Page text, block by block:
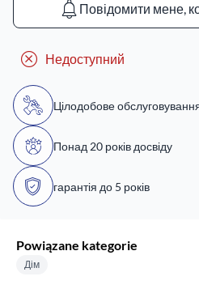
Повідомити мене,
Недоступний
Цілодобове
Понад 20 років досвіду
гарантія до 5 років
Powiązane kategorie
Дім